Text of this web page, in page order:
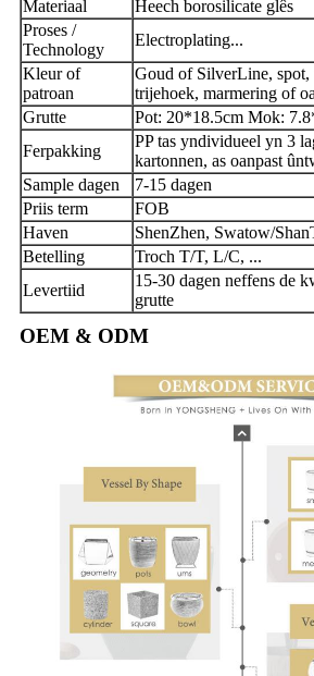
Materiaal
Heech borosilicate glês
Proses /
Technology
Electroplating...
Kleur of
patroan
Goud of SilverLine,
trijehoek, marmering of
Grutte
Pot: 20*18.5cm Mok:
Ferpakking
PP tas yndividueel yn 3
kartonnen, as oanpast
Sample dagen
7-15 dagen
Priis term
FOB
Haven
ShenZhen, Swatow/
Betelling
Troch T/T, L/C, ...
Levertiid
15-30 dagen neffens de
grutte
OEM & ODM